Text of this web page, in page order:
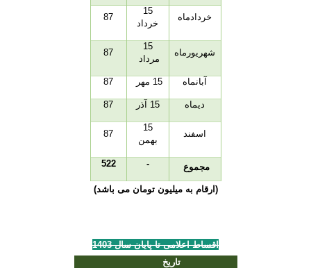
خردادماه
15
خرداد
87
شهریورماه
15
مرداد
87
آبانماه 15 مهر 87
دیماه 15 آذر 87
اسفند
15
بهمن
87
مجموع -
522
(ارقام به میلیون تومان می باشد)
اقساط اعلامی تا پایان سال 1403
تاریخ